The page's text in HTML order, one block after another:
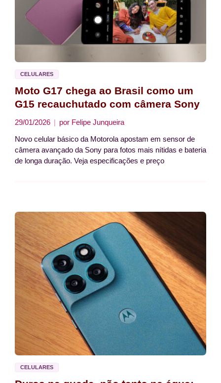
CELULARES
Moto G17 chega ao Brasil como um
G15 recauchutado com câmera Sony
29/01/2026 por Felipe Junqueira
Novo celular básico da Motorola apostam em sensor de
câmera avançado da Sony para fotos mais nítidas e bateria
de longa duração. Veja especificações e preço
CELULARES